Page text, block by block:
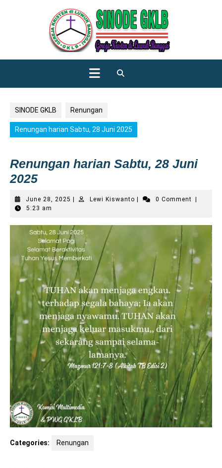
Open
SINODE GKLB Renungan
Renungan harian Sabtu, 28 Juni 2025
Renungan harian Sabtu, 28 Juni
2025
June 28, 2025 June
Lewi KiswantoLewi
0 Comment
5:23 am
Categories: Renungan